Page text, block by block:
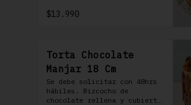
$13.990
Torta Chocolate
Manjar 18 Cm
Se debe solicitar con 48hrs
hábiles. Bizcocho de
chocolate rellena y cubierta